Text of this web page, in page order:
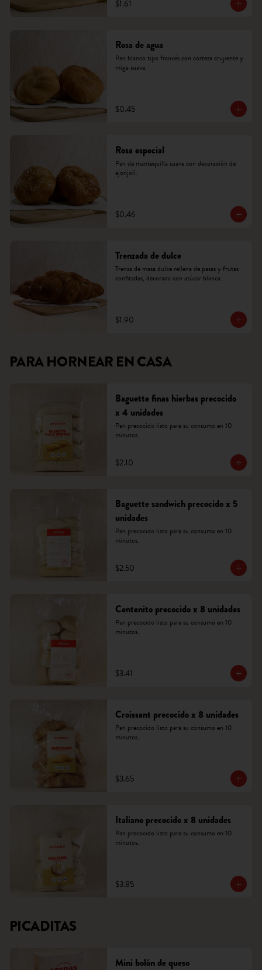
$1.61
Rosa de agua
Pan blanco tipo francés con corteza crujiente y
miga suave.
$0.45
Rosa especial
Pan de mantequilla suave con decoración de
ajonjolí.
$0.46
Trenzada de dulce
Trenza de masa dulce rellena de pasas y frutas
confitadas, decorada con azúcar blanca.
$1.90
PARA HORNEAR EN CASA
Baguette finas hierbas precocido
x 4 unidades
Pan precocido listo para su consumo en 10
minutos.
$2.10
Baguette sandwich precocido x 5
unidades
Pan precocido listo para su consumo en 10
minutos.
$2.50
Centenito precocido x 8 unidades
Pan precocido listo para su consumo en 10
minutos.
$3.41
Croissant precocido x 8 unidades
Pan precocido listo para su consumo en 10
minutos.
$3.65
Italiano precocido x 8 unidades
Pan precocido listo para su consumo en 10
minutos.
$3.85
PICADITAS
Mini bolón de queso